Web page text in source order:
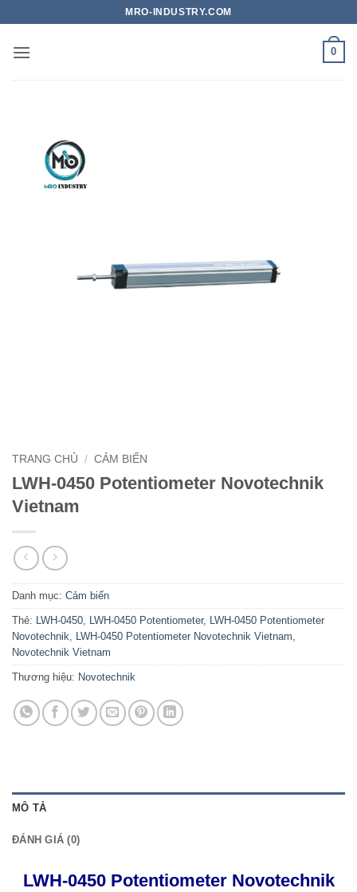
nội
MRO-INDUSTRY.COM
0
TRANG CHỦ / CẢM BIẾN
LWH-0450 Potentiometer Novotechnik
Vietnam
Danh mục: Cảm biến
Thẻ: LWH-0450, LWH-0450 Potentiometer, LWH-0450 Potentiometer
Novotechnik, LWH-0450 Potentiometer Novotechnik Vietnam,
Novotechnik Vietnam
Thương hiệu: Novotechnik
MÔ TẢ
ĐÁNH GIÁ (0)
LWH-0450 Potentiometer Novotechnik